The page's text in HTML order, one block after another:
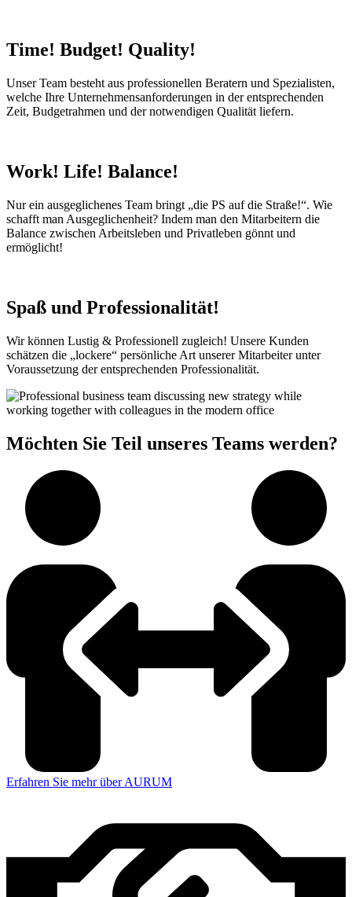
Time! Budget! Quality!
Unser Team besteht aus professionellen Beratern und Spezialisten,
welche Ihre Unternehmensanforderungen in der entsprechenden
Zeit, Budgetrahmen und der notwendigen Qualität liefern.
Work! Life! Balance!
Nur ein ausgeglichenes Team bringt „die PS auf die Straße!“. Wie
schafft man Ausgeglichenheit? Indem man den Mitarbeitern die
Balance zwischen Arbeitsleben und Privatleben gönnt und
ermöglicht!
Spaß und Professionalität!
Wir können Lustig & Professionell zugleich! Unsere Kunden
schätzen die „lockere“ persönliche Art unserer Mitarbeiter unter
Voraussetzung der entsprechenden Professionalität.
Möchten Sie Teil unseres Teams werden?
Erfahren Sie mehr über AURUM